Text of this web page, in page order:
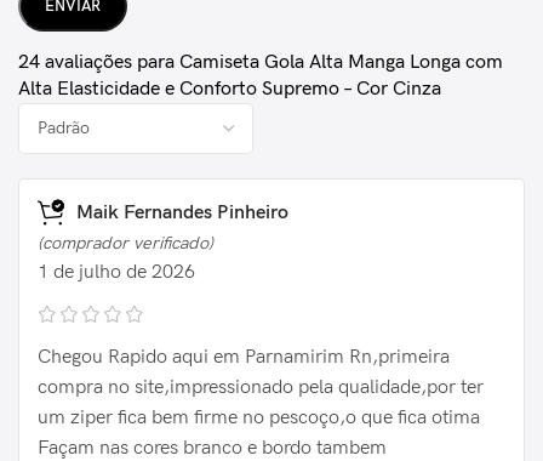
24 avaliações para Camiseta Gola Alta Manga Longa com
Alta Elasticidade e Conforto Supremo – Cor Cinza
Maik Fernandes Pinheiro
(comprador verificado)
1 de julho de 2026
Chegou Rapido aqui em Parnamirim Rn,primeira
compra no site,impressionado pela qualidade,por ter
um ziper fica bem firme no pescoço,o que fica otima
Façam nas cores branco e bordo tambem